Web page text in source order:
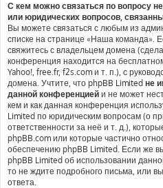
С кем можно связаться по вопросу
или юридических вопросов,
Вы можете связаться с любым из
списке на странице «Наша команда».
свяжитесь с владельцем домена
конференция находится на
Yahoo!, free.fr, f2s.com и т. п.), с
домена. Учтите, что phpBB Limited не
данной конференцией и не может
кем и как данная конференция
Limited по юридическим вопросам (о
ответственности за неё и т. д.),
phpBB.com или которые частично
обеспечению phpBB Limited. Если же
phpBB Limited об использовании
то не ждите подробного письма, или
ответа.